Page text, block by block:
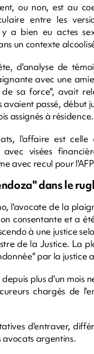
ou non, est au
entre les
y a bien eu actes
un contexte
d'analyse de
avec une
sa force", avait
avaient passé, début
assignés à résidence.
l'affaire est celle
avec visées
avec recul pour
dans le
l'avocate de la
consentante et a
à une justice
de la Justice. La
par la justice
plus d'un mois
chargés de
d'entraver,
argentins.